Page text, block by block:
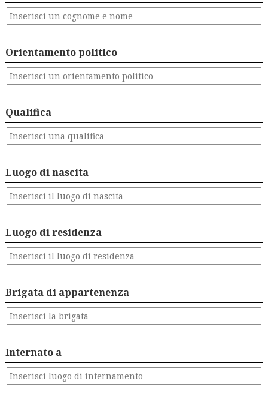
Orientamento politico
Qualifica
Luogo di nascita
Luogo di residenza
Brigata di appartenenza
Internato a